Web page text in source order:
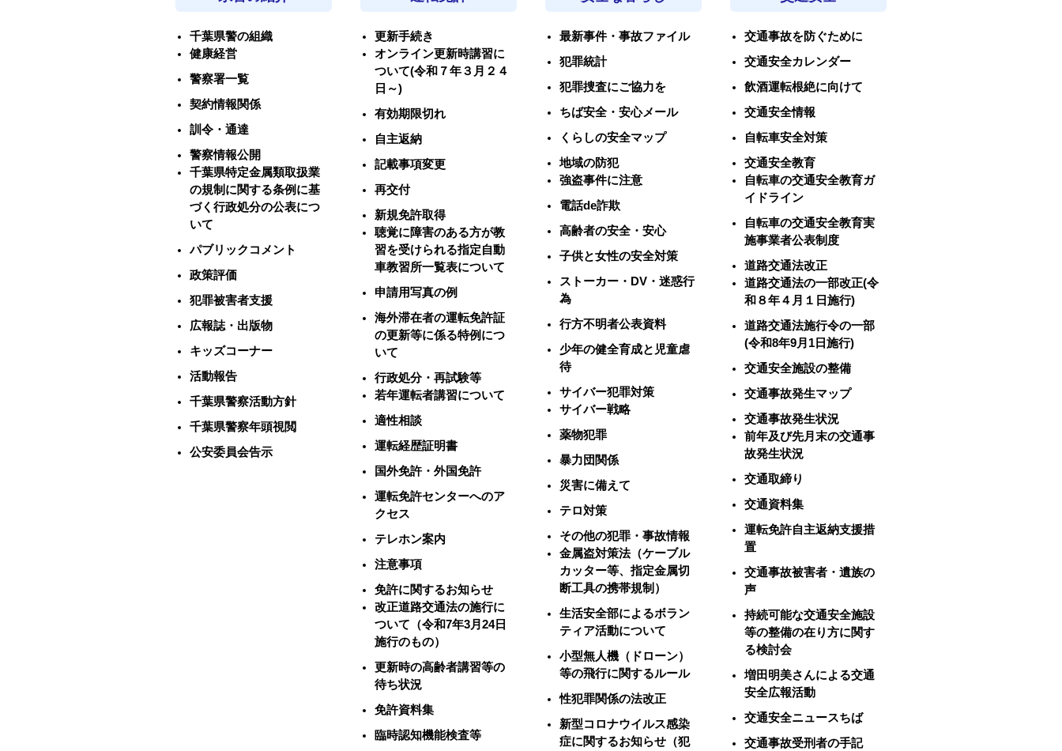
千葉県警の組織
健康経営
警察署一覧
契約情報関係
訓令・通達
警察情報公開
千葉県特定金属類取扱業
の規制に関する条例に基
づく行政処分の公表につ
いて
パブリックコメント
政策評価
犯罪被害者支援
広報誌・出版物
キッズコーナー
活動報告
千葉県警察活動方針
千葉県警察年頭視閲
公安委員会告示
更新手続き
オンライン更新時講習に
ついて(令和７年３月２４
日～)
有効期限切れ
自主返納
記載事項変更
再交付
新規免許取得
聴覚に障害のある方が教
習を受けられる指定自動
車教習所一覧表について
申請用写真の例
海外滞在者の運転免許証
の更新等に係る特例につ
いて
行政処分・再試験等
若年運転者講習について
適性相談
運転経歴証明書
国外免許・外国免許
運転免許センターへのア
クセス
テレホン案内
注意事項
免許に関するお知らせ
改正道路交通法の施行に
ついて（令和7年3月24日
施行のもの）
更新時の高齢者講習等の
待ち状況
免許資料集
臨時認知機能検査等
最新事件・事故ファイル
犯罪統計
犯罪捜査にご協力を
ちば安全・安心メール
くらしの安全マップ
地域の防犯
強盗事件に注意
電話de詐欺
高齢者の安全・安心
子供と女性の安全対策
ストーカー・DV・迷惑行
為
行方不明者公表資料
少年の健全育成と児童虐
待
サイバー犯罪対策
サイバー戦略
薬物犯罪
暴力団関係
災害に備えて
テロ対策
その他の犯罪・事故情報
金属盗対策法（ケーブル
カッター等、指定金属切
断工具の携帯規制）
生活安全部によるボラン
ティア活動について
小型無人機（ドローン）
等の飛行に関するルール
性犯罪関係の法改正
新型コロナウイルス感染
症に関するお知らせ（犯
交通事故を防ぐために
交通安全カレンダー
飲酒運転根絶に向けて
交通安全情報
自転車安全対策
交通安全教育
自転車の交通安全教育ガ
イドライン
自転車の交通安全教育実
施事業者公表制度
道路交通法改正
道路交通法の一部改正(令
和８年４月１日施行)
道路交通法施行令の一部
(令和8年9月1日施行)
交通安全施設の整備
交通事故発生マップ
交通事故発生状況
前年及び先月末の交通事
故発生状況
交通取締り
交通資料集
運転免許自主返納支援措
置
交通事故被害者・遺族の
声
持続可能な交通安全施設
等の整備の在り方に関す
る検討会
増田明美さんによる交通
安全広報活動
交通安全ニュースちば
交通事故受刑者の手記